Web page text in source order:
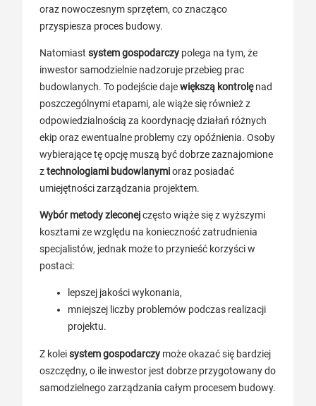
oraz nowoczesnym sprzętem, co znacząco
przyspiesza proces budowy.
Natomiast system gospodarczy polega na tym, że
inwestor samodzielnie nadzoruje przebieg prac
budowlanych. To podejście dajewiększą kontrolęnad
poszczególnymi etapami, ale wiąże się również z
odpowiedzialnością za koordynację działań różnych
ekip oraz ewentualne problemy czy opóźnienia. Osoby
wybierające tę opcję muszą być dobrze zaznajomione
ztechnologiami budowlanymioraz posiadać
umiejętności zarządzania projektem.
Wybór metody zleconejczęsto wiąże się z wyższymi
kosztami ze względu na konieczność zatrudnienia
specjalistów, jednak może to przynieść korzyści w
postaci:
lepszej jakości wykonania,
mniejszej liczby problemów podczas realizacji
projektu.
Z koleisystem gospodarczy może okazać się bardziej
oszczędny, o ile inwestor jest dobrze przygotowany do
samodzielnego zarządzania całym procesem budowy.